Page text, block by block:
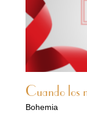
Cuando los
Bohemia